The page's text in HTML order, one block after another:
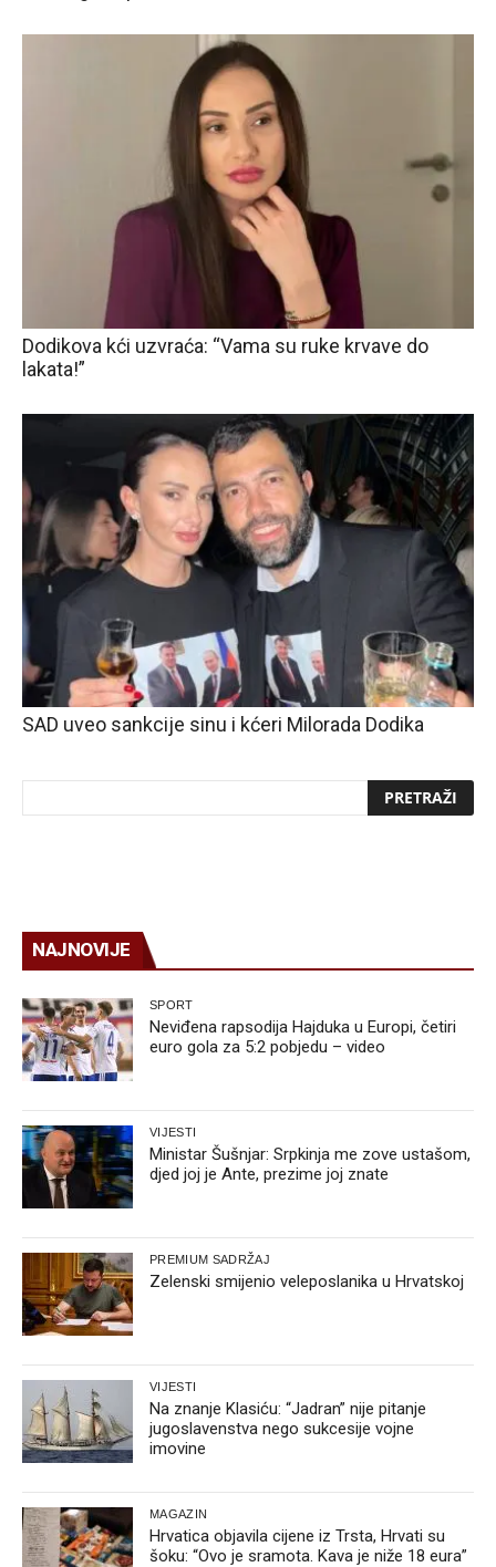
Dodikova kći uzvraća: “Vama su ruke krvave do
lakata!”
SAD uveo sankcije sinu i kćeri Milorada Dodika
NAJNOVIJE
SPORT
Neviđena rapsodija Hajduka u Europi, četiri
euro gola za 5:2 pobjedu – video
VIJESTI
Ministar Šušnjar: Srpkinja me zove ustašom,
djed joj je Ante, prezime joj znate
PREMIUM SADRŽAJ
Zelenski smijenio veleposlanika u Hrvatskoj
VIJESTI
Na znanje Klasiću: “Jadran” nije pitanje
jugoslavenstva nego sukcesije vojne
imovine
MAGAZIN
Hrvatica objavila cijene iz Trsta, Hrvati su
šoku: “Ovo je sramota. Kava je niže 18 eura”